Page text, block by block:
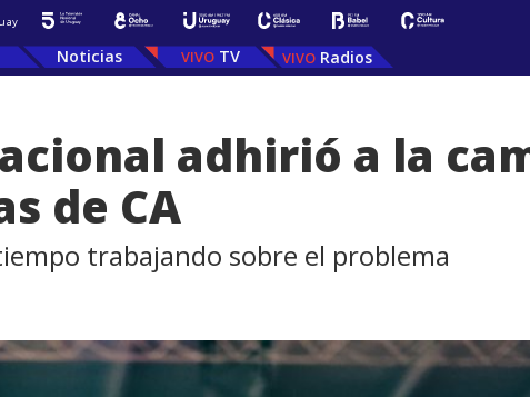
Noticias TV Radios
adhirió a la
de CA
trabajando sobre el problema